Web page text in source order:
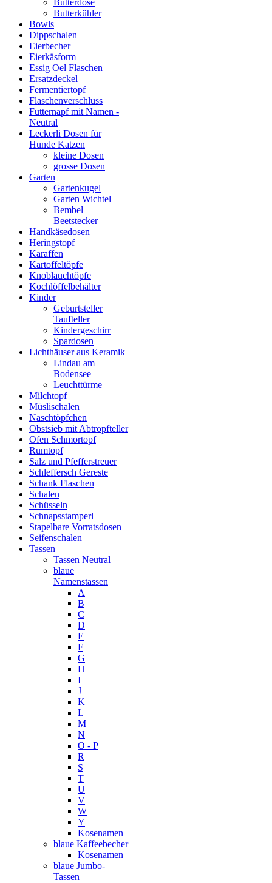
Butterdose
Butterkühler
Bowls
Dippschalen
Eierbecher
Eierkäsform
Essig Oel Flaschen
Ersatzdeckel
Fermentiertopf
Flaschenverschluss
Futternapf mit Namen -
Neutral
Leckerli Dosen für
Hunde Katzen
kleine Dosen
grosse Dosen
Garten
Gartenkugel
Garten Wichtel
Bembel
Beetstecker
Handkäsedosen
Heringstopf
Karaffen
Kartoffeltöpfe
Knoblauchtöpfe
Kochlöffelbehälter
Kinder
Geburtsteller
Taufteller
Kindergeschirr
Spardosen
Lichthäuser aus Keramik
Lindau am
Bodensee
Leuchttürme
Milchtopf
Müslischalen
Naschtöpfchen
Obstsieb mit Abtropfteller
Ofen Schmortopf
Rumtopf
Salz und Pfefferstreuer
Schleffersch Gereste
Schank Flaschen
Schalen
Schüsseln
Schnapsstamperl
Stapelbare Vorratsdosen
Seifenschalen
Tassen
Tassen Neutral
blaue
Namenstassen
A
B
C
D
E
F
G
H
I
J
K
L
M
N
O - P
R
S
T
U
V
W
Y
Kosenamen
blaue Kaffeebecher
Kosenamen
blaue Jumbo-
Tassen